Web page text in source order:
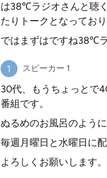
は38℃ラジオさんと聴
たりトークとなってお
ではまずはですね38℃
スピーカー 1
30代、もうちょっとで
番組です。
ぬるめのお風呂のよう
毎週月曜日と水曜日に
よろしくお願いします。